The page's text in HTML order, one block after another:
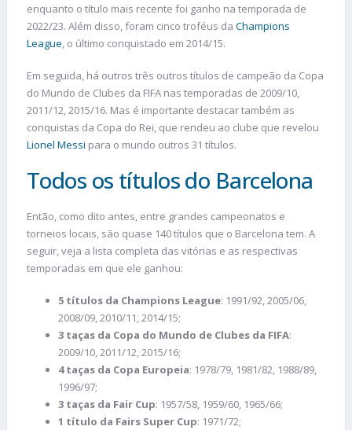
enquanto o título mais recente foi ganho na temporada de
2022/23. Além disso, foram cinco troféus da Champions
League, o último conquistado em 2014/15.
Em seguida, há outros três outros títulos de campeão da Copa
do Mundo de Clubes da FIFA nas temporadas de 2009/10,
2011/12, 2015/16. Mas é importante destacar também as
conquistas da Copa do Rei, que rendeu ao clube que revelou
Lionel Messi para o mundo outros 31 títulos.
Todos os títulos do Barcelona
Então, como dito antes, entre grandes campeonatos e
torneios locais, são quase 140 títulos que o Barcelona tem. A
seguir, veja a lista completa das vitórias e as respectivas
temporadas em que ele ganhou:
5 títulos da Champions League: 1991/92, 2005/06,
2008/09, 2010/11, 2014/15;
3 taças da Copa do Mundo de Clubes da FIFA:
2009/10, 2011/12, 2015/16;
4 taças da Copa Europeia: 1978/79, 1981/82, 1988/89,
1996/97;
3 taças da Fair Cup: 1957/58, 1959/60, 1965/66;
1 título da Fairs Super Cup: 1971/72;